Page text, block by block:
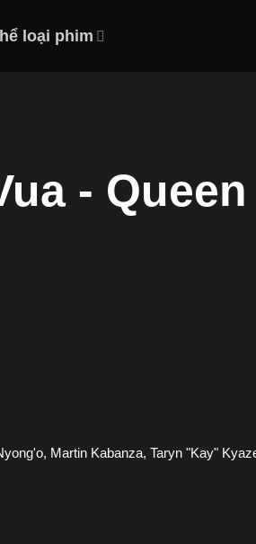
loại phim
-
Martin Kabanza, Taryn "Kay"